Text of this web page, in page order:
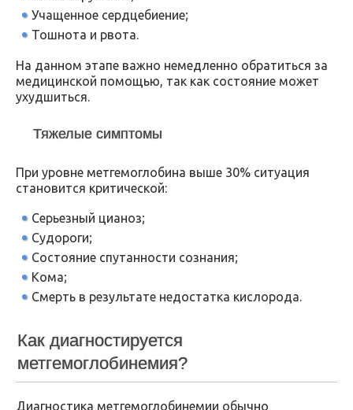
Учащенное сердцебиение;
Тошнота и рвота.
На данном этапе важно немедленно обратиться за
медицинской помощью, так как состояние может
ухудшиться.
Тяжелые симптомы
При уровне метгемоглобина выше 30% ситуация
становится критической:
Серьезный цианоз;
Судороги;
Состояние спутанности сознания;
Кома;
Смерть в результате недостатка кислорода.
Как диагностируется
метгемоглобинемия?
Диагностика метгемоглобинемии обычно